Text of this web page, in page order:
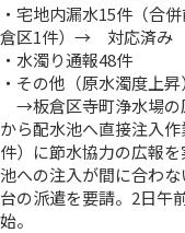
・宅地内漏水15件（合
倉区1件）→ 対応済み
・水濁り通報48件
・その他（原水濁度上昇
→板倉区寺町浄水場の
から配水池へ直接注入
件）に節水協力の広報
池への注入が間に合わ
台の派遣を要請。2日午
始。